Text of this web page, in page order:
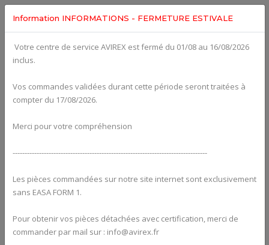
Alternators
Information INFORMATIONS - FERMETURE ESTIVALE
Votre centre de service AVIREX est fermé du 01/08 au 16/08/2026
inclus.
Vos commandes validées durant cette période seront traitées à
compter du 17/08/2026.
Merci pour votre compréhension
---------------------------------------------------------------------------------
Les pièces commandées sur notre site internet sont exclusivement
sans EASA FORM 1.
Pour obtenir vos pièces détachées avec certification, merci de
commander par mail sur : info@avirex.fr